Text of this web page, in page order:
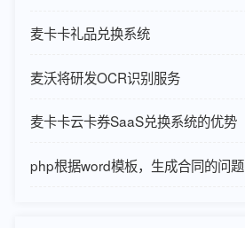
麦卡卡礼品兑换系统
麦沃将研发OCR识别服务
麦卡卡云卡券SaaS兑换系统的优势
php根据word模板，生成合同的问题